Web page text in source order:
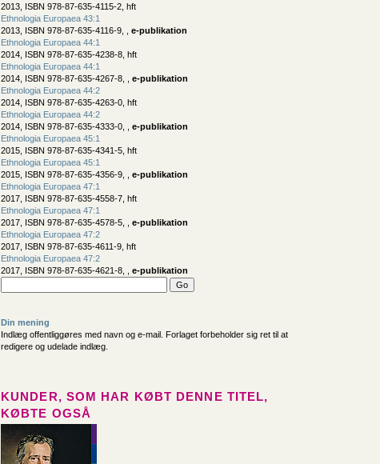
2013, ISBN 978-87-635-4115-2, hft
Ethnologia Europaea 43:1
2013, ISBN 978-87-635-4116-9, , e-publikation
Ethnologia Europaea 44:1
2014, ISBN 978-87-635-4238-8, hft
Ethnologia Europaea 44:1
2014, ISBN 978-87-635-4267-8, , e-publikation
Ethnologia Europaea 44:2
2014, ISBN 978-87-635-4263-0, hft
Ethnologia Europaea 44:2
2014, ISBN 978-87-635-4333-0, , e-publikation
Ethnologia Europaea 45:1
2015, ISBN 978-87-635-4341-5, hft
Ethnologia Europaea 45:1
2015, ISBN 978-87-635-4356-9, , e-publikation
Ethnologia Europaea 47:1
2017, ISBN 978-87-635-4558-7, hft
Ethnologia Europaea 47:1
2017, ISBN 978-87-635-4578-5, , e-publikation
Ethnologia Europaea 47:2
2017, ISBN 978-87-635-4611-9, hft
Ethnologia Europaea 47:2
2017, ISBN 978-87-635-4621-8, , e-publikation
Din mening
Indlæg offentliggøres med navn og e-mail. Forlaget forbeholder sig ret til at
redigere og udelade indlæg.
KUNDER, SOM HAR KØBT DENNE TITEL,
KØBTE OGSÅ